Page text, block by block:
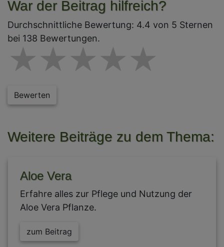
War der Beitrag hilfreich?
Durchschnittliche Bewertung: 4.4 von 5 Sternen
bei 138 Bewertungen.
4
3 stars
2 stars
1 star
Bewerten
Weitere Beiträge zu dem Thema:
Aloe Vera
Erfahre alles zur Pflege und Nutzung der
Aloe Vera Pflanze.
zum Beitrag